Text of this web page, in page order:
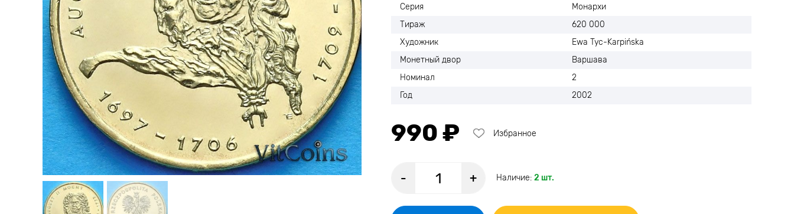
Серия
Монархи
Тираж
620 000
Художник
Ewa Tyc-Karpińska
Монетный двор
Варшава
Номинал
2
Год
2002
990 ₽ Избранное
- + Наличие: 2 шт.